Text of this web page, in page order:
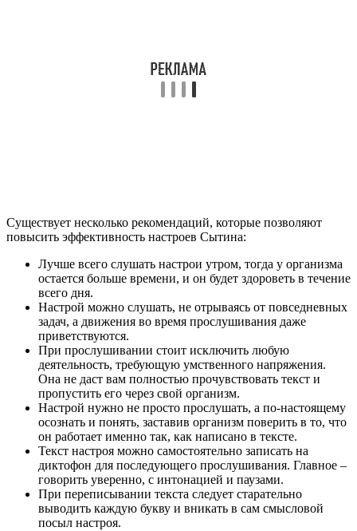
Существует несколько рекомендаций, которые позволяют
повысить эффективность настроев Сытина:
Лучше всего слушать настрои утром, тогда у организма
остается больше времени, и он будет здороветь в течение
всего дня.
Настрой можно слушать, не отрываясь от повседневных
задач, а движения во время прослушивания даже
приветствуются.
При прослушивании стоит исключить любую
деятельность, требующую умственного напряжения.
Она не даст вам полностью прочувствовать текст и
пропустить его через свой организм.
Настрой нужно не просто прослушать, а по-настоящему
осознать и понять, заставив организм поверить в то, что
он работает именно так, как написано в тексте.
Текст настроя можно самостоятельно записать на
диктофон для последующего прослушивания. Главное –
говорить уверенно, с интонацией и паузами.
При переписывании текста следует старательно
выводить каждую букву и вникать в сам смысловой
посыл настроя.